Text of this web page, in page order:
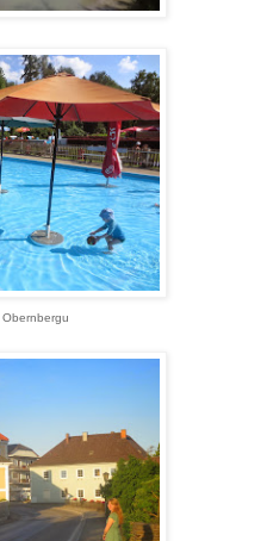
Obernbergu